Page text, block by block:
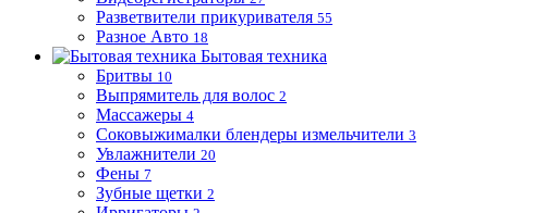
Разветвители прикуривателя 55
Разное Авто 18
Бытовая техника
Бритвы 10
Выпрямитель для волос 2
Массажеры 4
Соковыжималки блендеры измельчители 3
Увлажнители 20
Фены 7
Зубные щетки 2